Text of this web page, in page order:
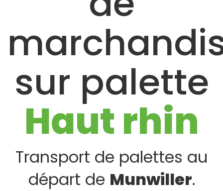
sur palette
Haut rhin
Transport de palettes au
départ de Munwiller.